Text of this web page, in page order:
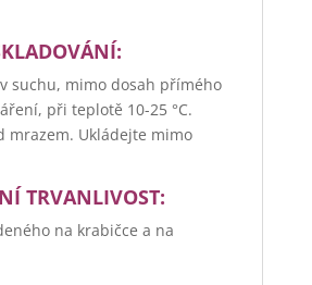
suchu, mimo dosah přímého
při teplotě 10-25 °C.
mrazem. Ukládejte mimo
TRVANLIVOST:
na krabičce a na